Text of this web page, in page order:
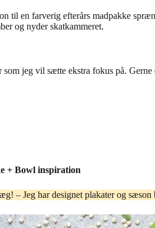
til en farverig efterårs madpakke
og nyder skatkammeret.
jeg vil sætte ekstra fokus på.
+ Bowl inspiration
– Jeg har designet plakater og